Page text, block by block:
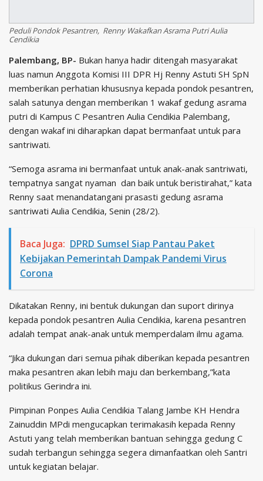
Peduli Pondok Pesantren, Renny Wakafkan Asrama Putri Aulia
Cendikia
Palembang, BP- Bukan hanya hadir ditengah masyarakat
luas namun Anggota Komisi III DPR Hj Renny Astuti SH SpN
memberikan perhatian khususnya kepada pondok pesantren,
salah satunya dengan memberikan 1 wakaf gedung asrama
putri di Kampus C Pesantren Aulia Cendikia Palembang,
dengan wakaf ini diharapkan dapat bermanfaat untuk para
santriwati.
“Semoga asrama ini bermanfaat untuk anak-anak santriwati,
tempatnya sangat nyaman dan baik untuk beristirahat,” kata
Renny saat menandatangani prasasti gedung asrama
santriwati Aulia Cendikia, Senin (28/2).
Baca Juga: DPRD Sumsel Siap Pantau Paket
Kebijakan Pemerintah Dampak Pandemi Virus
Corona
Dikatakan Renny, ini bentuk dukungan dan suport dirinya
kepada pondok pesantren Aulia Cendikia, karena pesantren
adalah tempat anak-anak untuk memperdalam ilmu agama.
“Jika dukungan dari semua pihak diberikan kepada pesantren
maka pesantren akan lebih maju dan berkembang,”kata
politikus Gerindra ini.
Pimpinan Ponpes Aulia Cendikia Talang Jambe KH Hendra
Zainuddin MPdi mengucapkan terimakasih kepada Renny
Astuti yang telah memberikan bantuan sehingga gedung C
sudah terbangun sehingga segera dimanfaatkan oleh Santri
untuk kegiatan belajar.